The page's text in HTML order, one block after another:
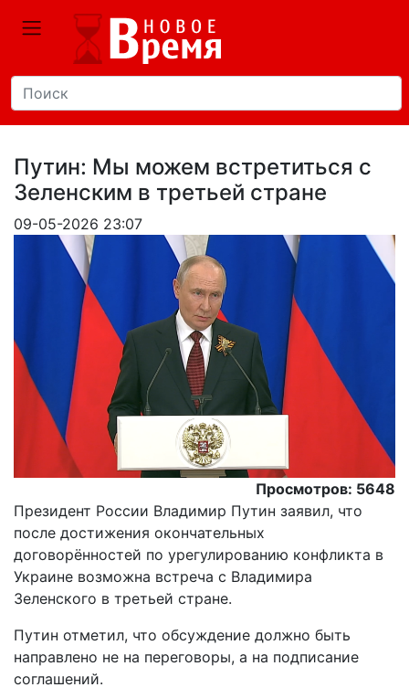
Путин: Мы можем встретиться с
Зеленским в третьей стране
09-05-2026 23:07
Просмотров: 5648
Президент России Владимир Путин заявил, что
после достижения окончательных
договорённостей по урегулированию конфликта в
Украине возможна встреча с Владимира
Зеленского в третьей стране.
Путин отметил, что обсуждение должно быть
направлено не на переговоры, а на подписание
соглашений.